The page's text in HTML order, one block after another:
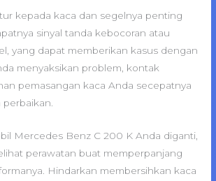
kepada kaca dan segelnya penting
sinyal tanda kebocoran atau
yang dapat memberikan kasus dengan
menyaksikan problem, kontak
pemasangan kaca Anda secepatnya
Mercedes Benz C 200 K Anda diganti,
perawatan buat memperpanjang
Hindarkan membersihkan kaca